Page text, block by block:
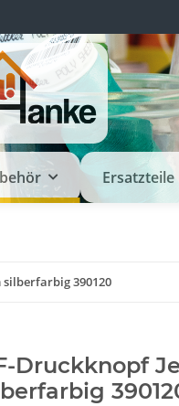
Ersatzteile
silberfarbig 390120
Druckknopf